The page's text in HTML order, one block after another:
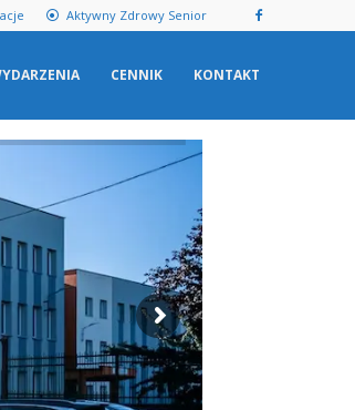
Aktywny Zdrowy Senior
CENNIK KONTAKT